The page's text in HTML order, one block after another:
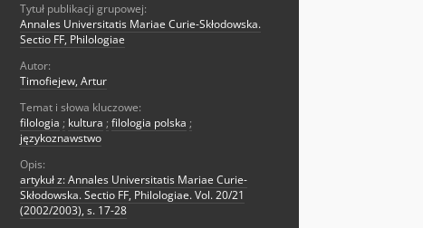
Tytuł publikacji grupowej:
Annales Universitatis Mariae Curie-Skłodowska.
Sectio FF, Philologiae
Autor:
Timofiejew, Artur
Temat i słowa kluczowe:
filologia ; kultura ; filologia polska ;
językoznawstwo
Opis:
artykuł z: Annales Universitatis Mariae Curie-
Skłodowska. Sectio FF, Philologiae. Vol. 20/21
(2002/2003), s. 17-28